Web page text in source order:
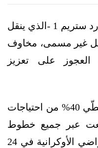
أثار قرار إغلاق خط أنابيب نورد ستريم 1 -الذي ينقل
غير مسمى، مخاوف
على تعزيز
وكانت الإمدادات الروسية تغطّي 40% من احتياجات
عبر جميع خطوط
الأنابيب منذ غزو موسكو للأراضي الأوكرانية في 24